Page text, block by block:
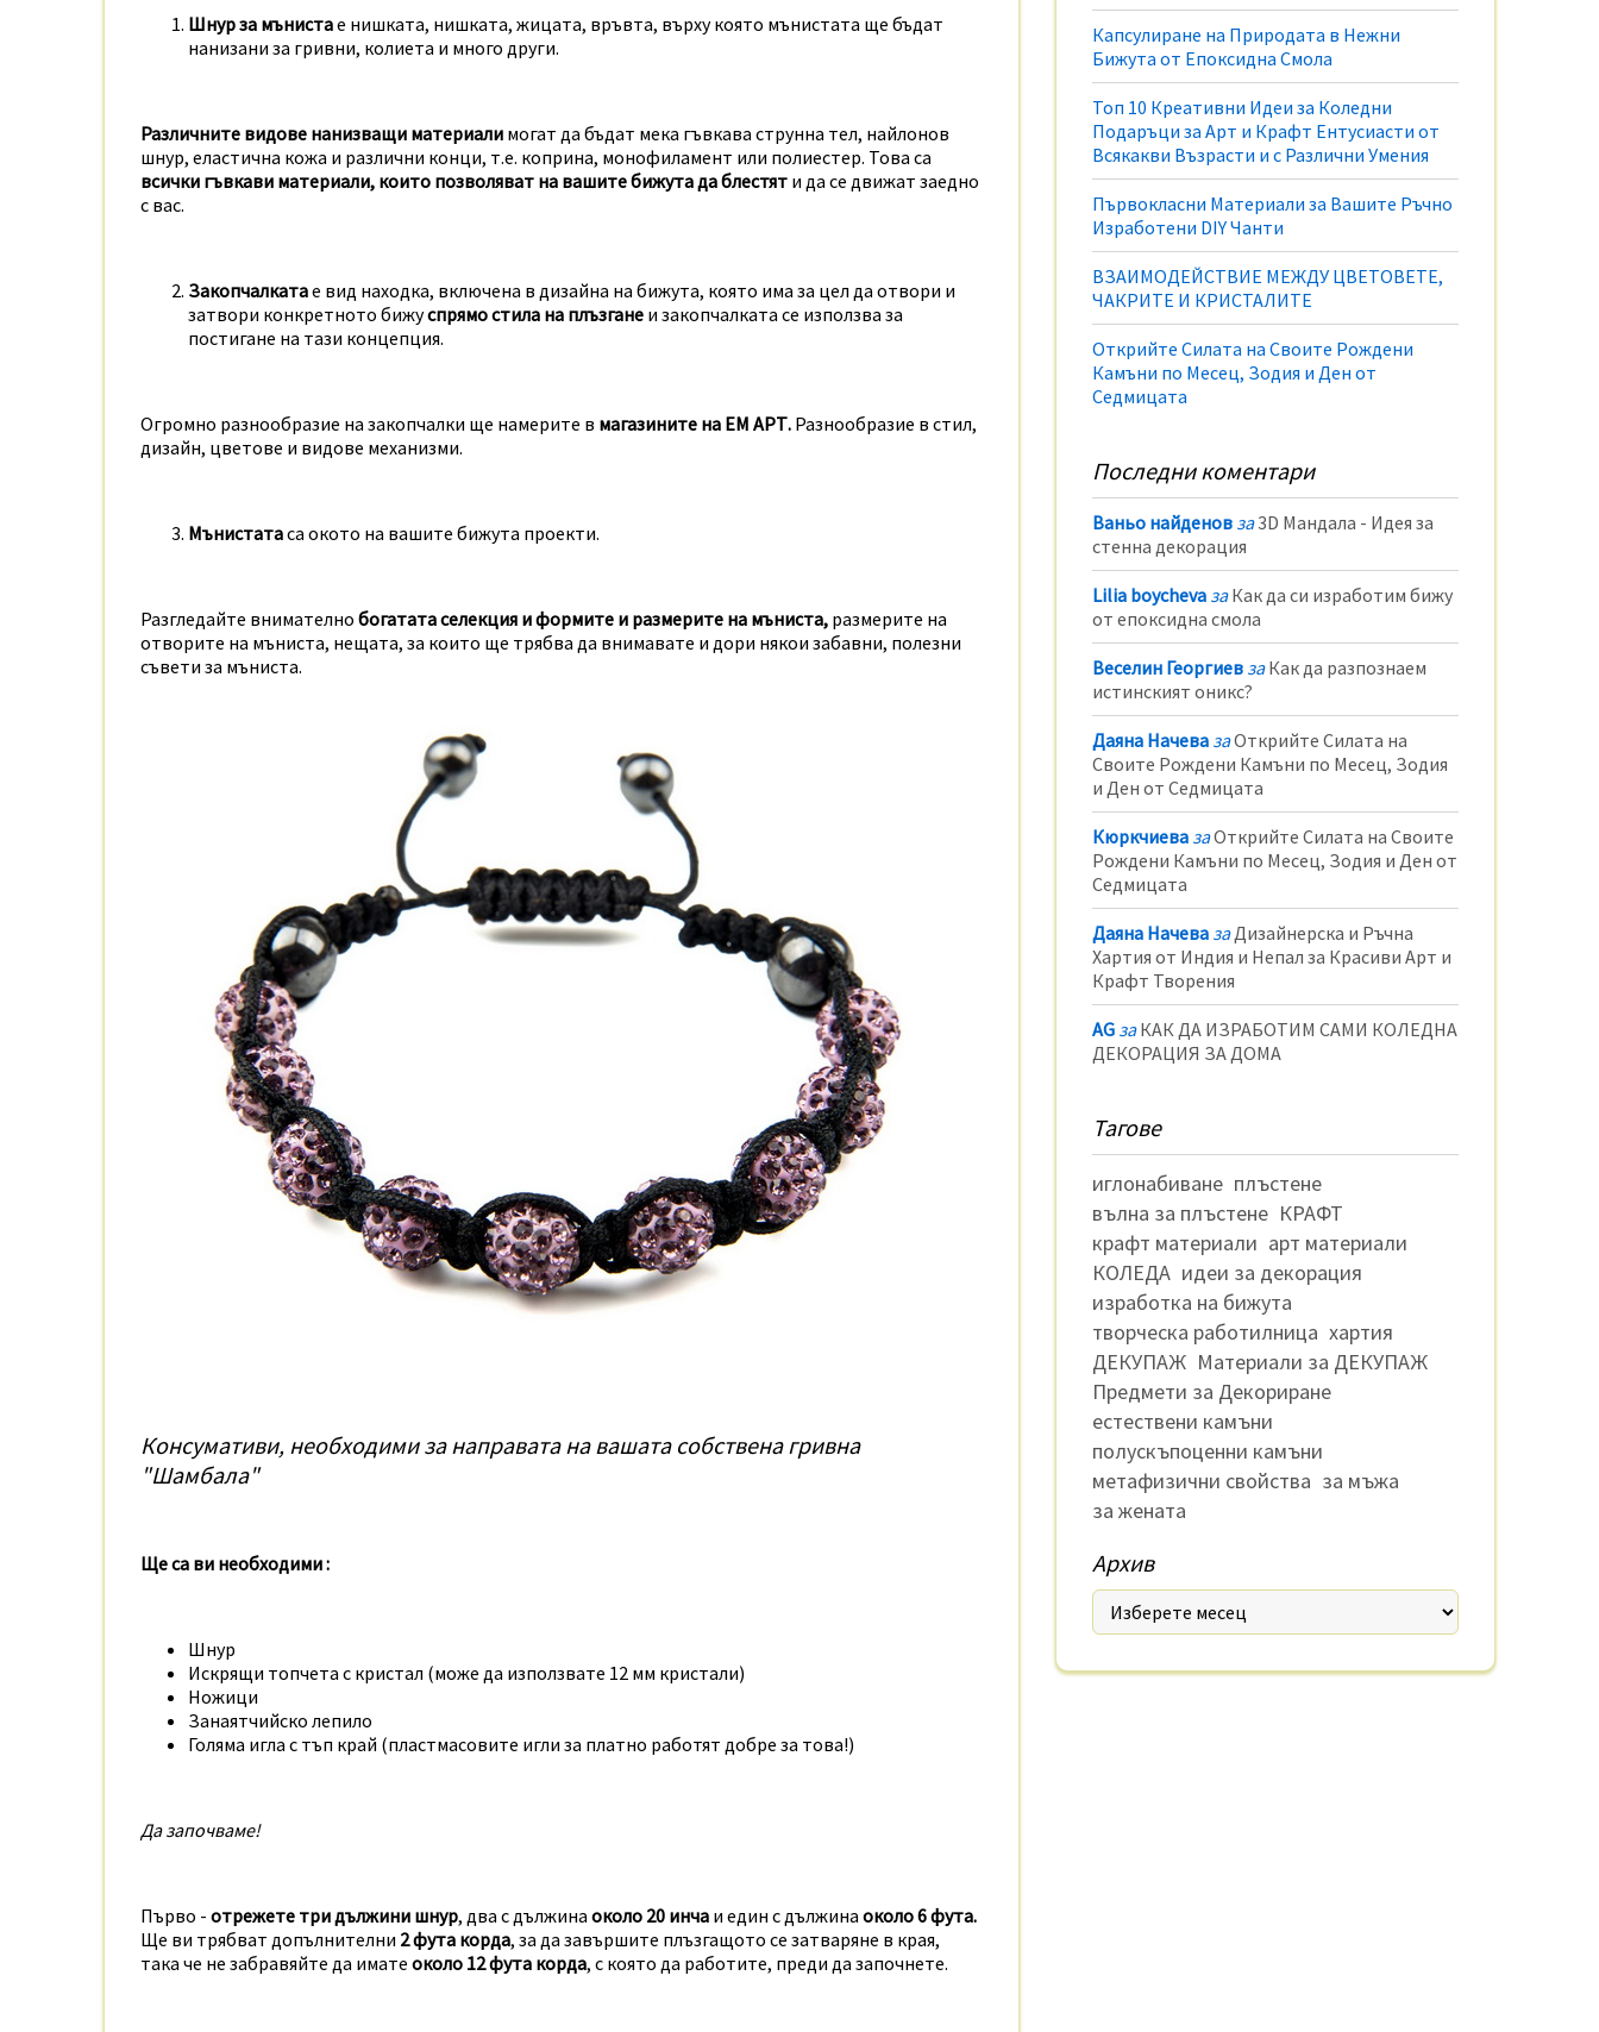
Шнур за мънистае нишката, нишката, жицата, връвта, върху която мънистата ще бъдат
нанизани за гривни, колиета и много други.
Различните видове нанизващи материали могат да бъдат мека гъвкава струнна тел, найлонов
шнур, еластична кожа и различни конци, т.е. коприна, монофиламент или полиестер. Това са
всички гъвкави материали, които позволяват на вашите бижута да блестят и да се движат заедно
с вас.
Закопчалкатае вид находка, включена в дизайна на бижута, която има за цел да отвори и
затвори конкретното бижуспрямо стила на плъзгане и закопчалката се използва за
постигане на тази концепция.
Огромно разнообразие на закопчалки ще намерите в магазините на ЕМ АРТ. Разнообразие в стил,
дизайн, цветове и видове механизми.
Мънистатаса окото на вашите бижута проекти.
Разгледайте внимателно богатата селекция и формите и размерите на мъниста, размерите на
отворите на мъниста, нещата, за които ще трябва да внимавате и дори някои забавни, полезни
съвети за мъниста.
Консумативи, необходими за направата на вашата собствена гривна
"Шамбала"
Ще са ви необходими :
Шнур
Искрящи топчета с кристал (може да използвате 12 мм кристали)
Ножици
Занаятчийско лепило
Голяма игла с тъп край (пластмасовите игли за платно работят добре за това!)
Да започваме!
Първо - отрежете три дължини шнур, два с дължина около 20 инча и един с дължина около 6 фута.
Ще ви трябват допълнителни 2 фута корда, за да завършите плъзгащото се затваряне в края,
така че не забравяйте да имате около 12 фута корда, с която да работите, преди да започнете.
Капсулиране на Природата в Нежни
Бижута от Епоксидна Смола
Топ 10 Креативни Идеи за Коледни
Подаръци за Арт и Крафт Ентусиасти от
Всякакви Възрасти и с Различни Умения
Първокласни Материали за Вашите Ръчно
Изработени DIY Чанти
ВЗАИМОДЕЙСТВИЕ МЕЖДУ ЦВЕТОВЕТЕ,
ЧАКРИТЕ И КРИСТАЛИТЕ
Открийте Силата на Своите Рождени
Камъни по Месец, Зодия и Ден от
Седмицата
Последни коментари
Ваньо найденов за3D Мандала - Идея за
стенна декорация
Lilia boycheva за Как да си изработим бижу
от епоксидна смола
Веселин Георгиев за Как да разпознаем
истинският оникс?
Даяна Начева заОткрийте Силата на
Своите Рождени Камъни по Месец, Зодия
и Ден от Седмицата
Кюркчиева заОткрийте Силата на Своите
Рождени Камъни по Месец, Зодия и Ден от
Седмицата
Даяна Начева заДизайнерска и Ръчна
Хартия от Индия и Непал за Красиви Арт и
Крафт Творения
AG за КАК ДА ИЗРАБОТИМ САМИ КОЛЕДНА
ДЕКОРАЦИЯ ЗА ДОМА
Тагове
иглонабиване плъстене
вълна за плъстене КРАФТ
крафт материали арт материали
КОЛЕДА идеи за декорация
изработка на бижута
творческа работилница хартия
ДЕКУПАЖ Материали за ДЕКУПАЖ
Предмети за Декориране
естествени камъни
полускъпоценни камъни
метафизични свойства за мъжа
за жената
Архив